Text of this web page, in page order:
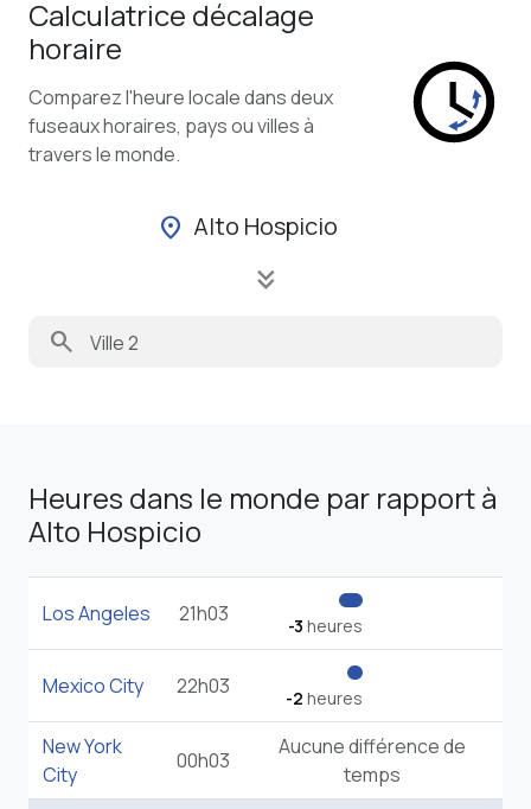
Calculatrice décalage
horaire
Comparez l'heure locale dans deux
fuseaux horaires, pays ou villes à
travers le monde.
location_on Alto Hospicio
keyboard_double_arrow_down
search
Heures dans le monde par rapport à
Alto Hospicio
Los Angeles 21h03 -3 heures
Mexico City 22h03 -2 heures
New York
City
00h03
Aucune différence de
temps